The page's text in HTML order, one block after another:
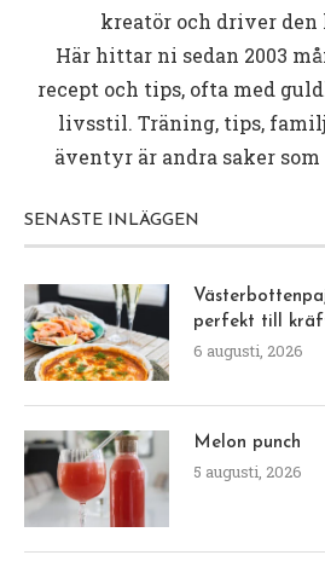
kreatör och driver den
Här hittar ni sedan 2003
recept och tips, ofta med
livsstil. Träning, tips,
äventyr är andra saker
SENASTE INLÄGGEN
perfekt till
6 augusti, 2026
Melon punch
5 augusti, 2026